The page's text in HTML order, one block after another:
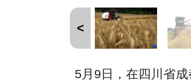
5月9日，在四川省成
<